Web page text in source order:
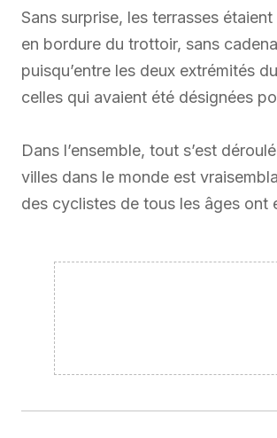
Sans surprise, les terrasses
en bordure du trottoir, sans
puisqu’entre les deux extrémités
celles qui avaient été désignées
Dans l’ensemble, tout s’est
villes dans le monde est
des cyclistes de tous les âges ont